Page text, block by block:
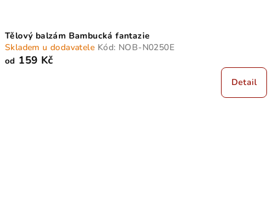
Tělový balzám Bambucká fantazie
Skladem u dodavatele Kód: NOB-N0250E
od 159 Kč
Detail